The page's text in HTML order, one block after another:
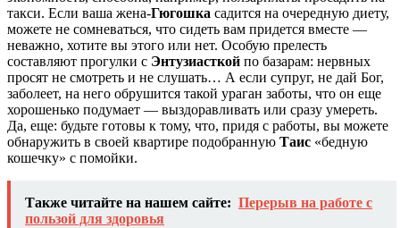
такси. Если ваша жена-Гюгошка садится на очередную диету,
можете не сомневаться, что сидеть вам придется вместе —
неважно, хотите вы этого или нет. Особую прелесть
составляют прогулки с Энтузиасткой по базарам: нервных
просят не смотреть и не слушать… А если супруг, не дай Бог,
заболеет, на него обрушится такой ураган заботы, что он еще
хорошенько подумает — выздоравливать или сразу умереть.
Да, еще: будьте готовы к тому, что, придя с работы, вы можете
обнаружить в своей квартире подобранную Таис «бедную
кошечку» с помойки.
Также читайте на нашем сайте: Перерыв на работе с
пользой для здоровья